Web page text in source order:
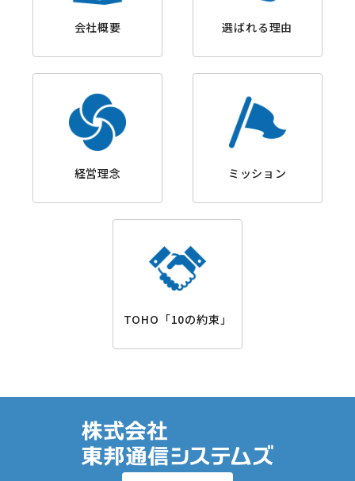
会社概要 選ばれる理由
経営理念 ミッション
TOHO「10の約束」